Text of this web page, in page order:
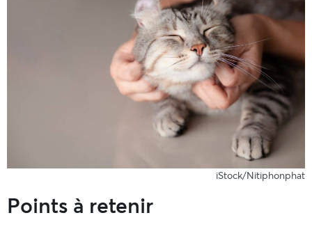
iStock/Nitiphonphat
Points à retenir